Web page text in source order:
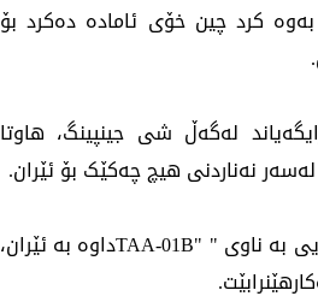
بەوە کرد چین خۆی ئامادە دەکرد بۆ
لەگەڵ شی جینپینگ، هاوتا
نەناردنی هیچ چەکێک بۆ ئێران.
TAA-01B"داوە بە ئێران،